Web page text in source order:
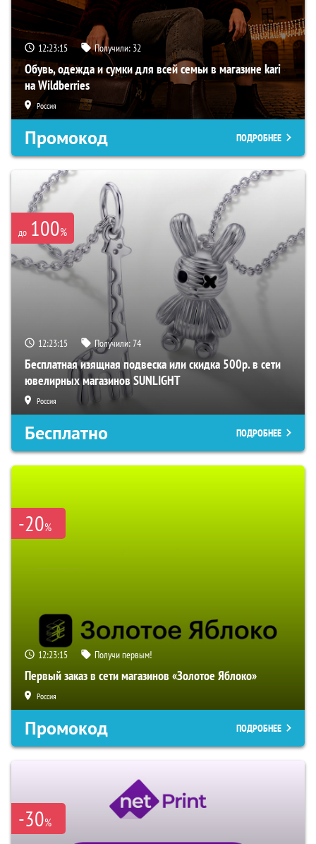
12:23:14 Получили: 32
Обувь, одежда и сумки для всей семьи в магазине kari
на Wildberries
Россия
Промокод ПОДРОБНЕЕ
до 100%
12:23:14 Получили:74
Бесплатная изящная подвеска или скидка 500р. в сети
ювелирных магазинов SUNLIGHT
Россия
Бесплатно ПОДРОБНЕЕ
-20%
12:23:14 Получи первым!
Первый заказ в сети магазинов «Золотое Яблоко»
Россия
Промокод ПОДРОБНЕЕ
-30%